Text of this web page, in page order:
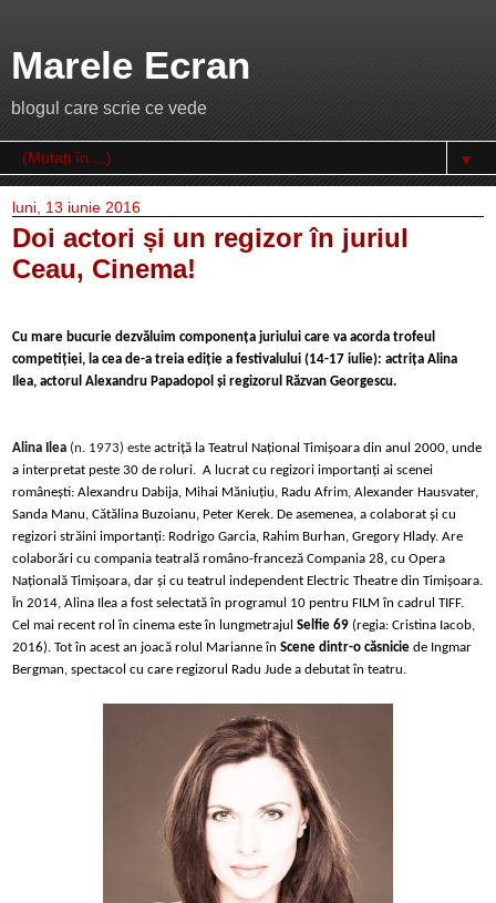
Marele Ecran
blogul care scrie ce vede
▼
luni, 13 iunie 2016
Doi actori și un regizor în juriul
Ceau, Cinema!
Cu mare bucurie dezvăluim componența juriului care va acorda trofeul
competiției, la cea de-a treia ediție a festivalului (14-17 iulie): actrița Alina
Ilea, actorul Alexandru Papadopol și regizorul Răzvan Georgescu.
Alina Ilea (n. 1973) este actriță la Teatrul Național Timișoara din anul 2000, unde
a interpretat peste 30 de roluri. A lucrat cu regizori importanți ai scenei
românești: Alexandru Dabija, Mihai Măniuțiu, Radu Afrim, Alexander Hausvater,
Sanda Manu, Cătălina Buzoianu‚ Peter Kerek. De asemenea‚ a colaborat și cu
regizori străini importanți: Rodrigo Garcia, Rahim Burhan, Gregory Hlady. Are
colaborări cu compania teatrală româno-franceză Compania 28‚ cu Opera
Națională Timișoara‚ dar și cu teatrul independent Electric Theatre din Timișoara.
În 2014, Alina Ilea a fost selectată în programul 10 pentru FILM în cadrul TIFF.
Cel mai recent rol în cinema este în lungmetrajul Selfie 69 (regia: Cristina Iacob,
2016). Tot în acest an joacă rolul Marianne în Scene dintr-o căsnicie de Ingmar
Bergman, spectacol cu care regizorul Radu Jude a debutat în teatru.